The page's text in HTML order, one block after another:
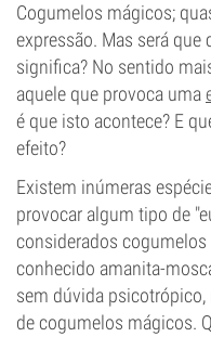
Cogumelos mágicos;
expressão. Mas será
significa? No sentido
aquele que provoca uma
é que isto acontece? E
efeito?
Existem inúmeras
provocar algum tipo de
considerados
conhecido amanita-
sem dúvida psicotrópico,
de cogumelos mágicos.